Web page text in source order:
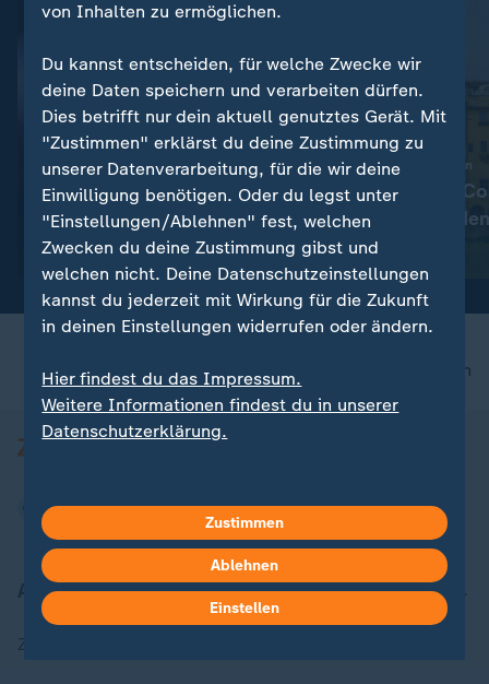
Zwischen Glamour und Chaos:
Lena Gercke: Vom Model zur
Unternehmerin
Overtourism in Italien
Wie Airbnb &
begrenzt werden
mit Video
nach oben
Aktuell bei ZDFheute
von Inhalten zu ermöglichen.
Du kannst entscheiden, für welche Zwecke wir
deine Daten speichern und verarbeiten dürfen.
Dies betrifft nur dein aktuell genutztes Gerät. Mit
"Zustimmen" erklärst du deine Zustimmung zu
unserer Datenverarbeitung, für die wir deine
Einwilligung benötigen. Oder du legst unter
"Einstellungen/Ablehnen" fest, welchen
Zwecken du deine Zustimmung gibst und
welchen nicht. Deine Datenschutzeinstellungen
kannst du jederzeit mit Wirkung für die Zukunft
in deinen Einstellungen widerrufen oder ändern.
Hier findest du das Impressum.
Weitere Informationen findest du in unserer
Datenschutzerklärung.
Zustimmen
Ablehnen
Einstellen